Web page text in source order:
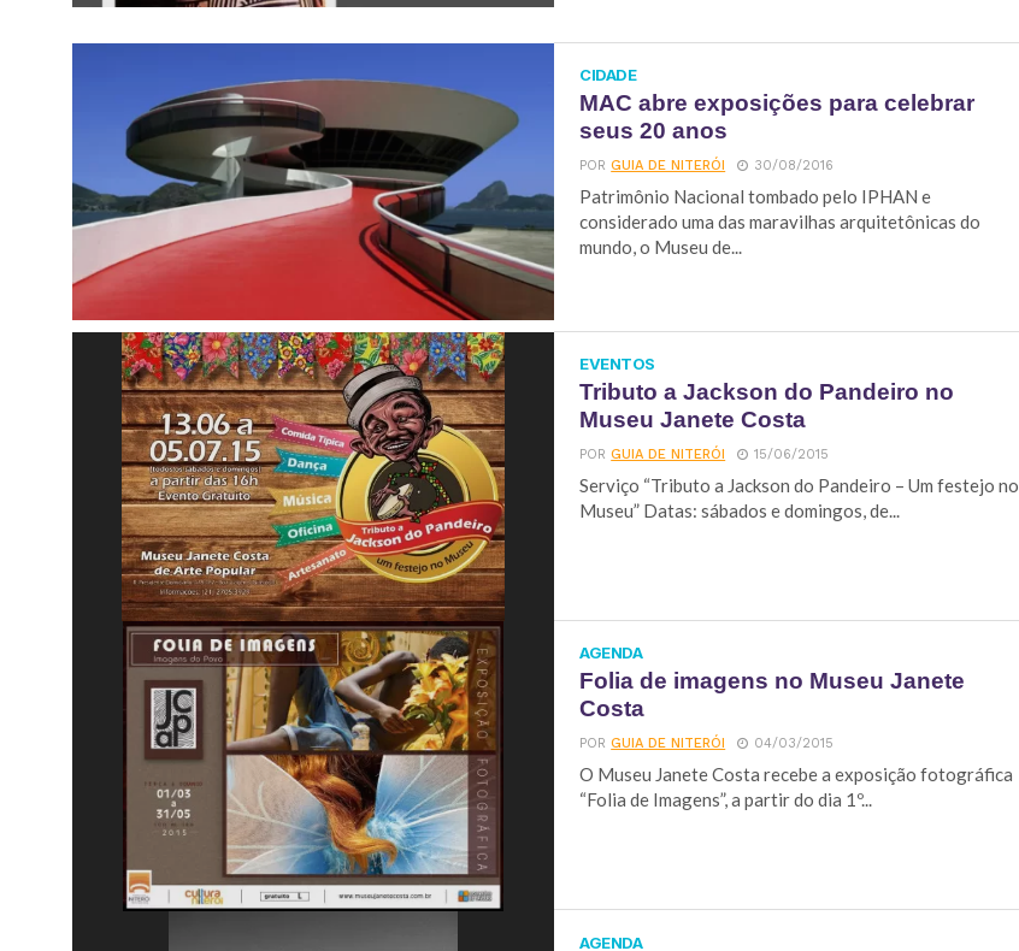
CIDADE
MAC abre exposições para celebrar
seus 20 anos
PORGUIA DE NITERÓI 30/08/2016
Patrimônio Nacional tombado pelo IPHAN e
considerado uma das maravilhas arquitetônicas do
mundo, o Museu de...
EVENTOS
Tributo a Jackson do Pandeiro no
Museu Janete Costa
PORGUIA DE NITERÓI 15/06/2015
Serviço “Tributo a Jackson do Pandeiro – Um festejo no
Museu” Datas: sábados e domingos, de...
AGENDA
Folia de imagens no Museu Janete
Costa
PORGUIA DE NITERÓI 04/03/2015
O Museu Janete Costa recebe a exposição fotográfica
“Folia de Imagens”, a partir do dia 1º...
AGENDA